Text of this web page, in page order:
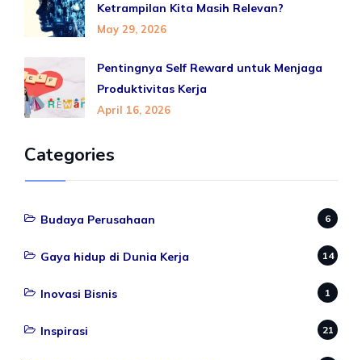
Ketrampilan Kita Masih Relevan?
May 29, 2026
Pentingnya Self Reward untuk Menjaga
Produktivitas Kerja
April 16, 2026
Categories
Budaya Perusahaan 6
Gaya hidup di Dunia Kerja 14
Inovasi Bisnis 1
Inspirasi 21